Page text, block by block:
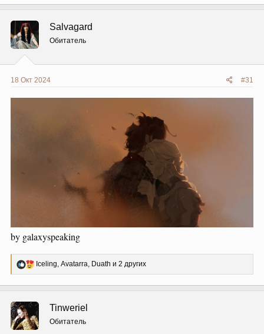
Salvagard
Обитатель
18 Окт 2024 #31
by galaxyspeaking
Р
е
ц
и
и
:
Iceling, Avatarra, Duath и 2 других
Tinweriel
Обитатель